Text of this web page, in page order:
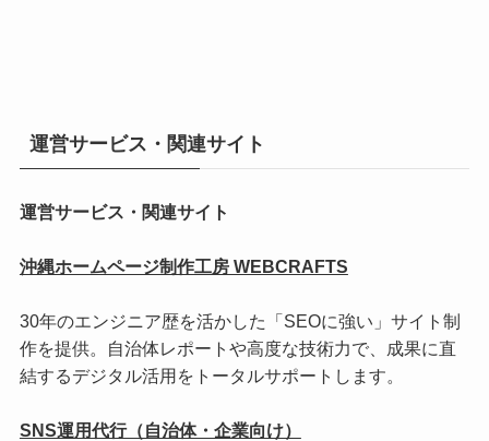
運営サービス・関連サイト
運営サービス・関連サイト
沖縄ホームページ制作工房 WEBCRAFTS
30年のエンジニア歴を活かした「SEOに強い」サイト制
作を提供。自治体レポートや高度な技術力で、成果に直
結するデジタル活用をトータルサポートします。
SNS運用代行（自治体・企業向け）